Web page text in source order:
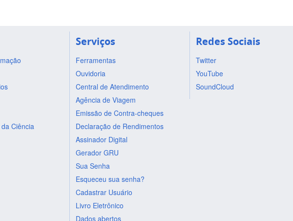
Ciência
Serviços
Ferramentas
Ouvidoria
Central de Atendimento
Agência de Viagem
Emissão de Contra-cheques
Declaração de Rendimentos
Assinador Digital
Gerador GRU
Sua Senha
Esqueceu sua senha?
Cadastrar Usuário
Livro Eletrônico
Dados abertos
Redes Sociais
Twitter
YouTube
SoundCloud